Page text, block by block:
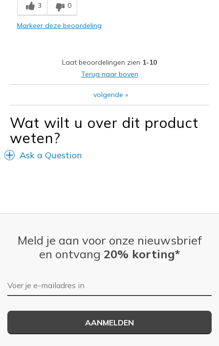
Stylish
Travel
Sizing
Feels true to size
View On Shoes
Shoes are for Wearing
3 0
Markeer deze beoordeling
Laat beoordelingen zien 1-10
Terug naar boven
volgende »
Wat wilt u over dit product
weten?
Ask a Question
Meld je aan voor onze nieuwsbrief
en ontvang 20% korting*
E-mailadres
AANMELDEN